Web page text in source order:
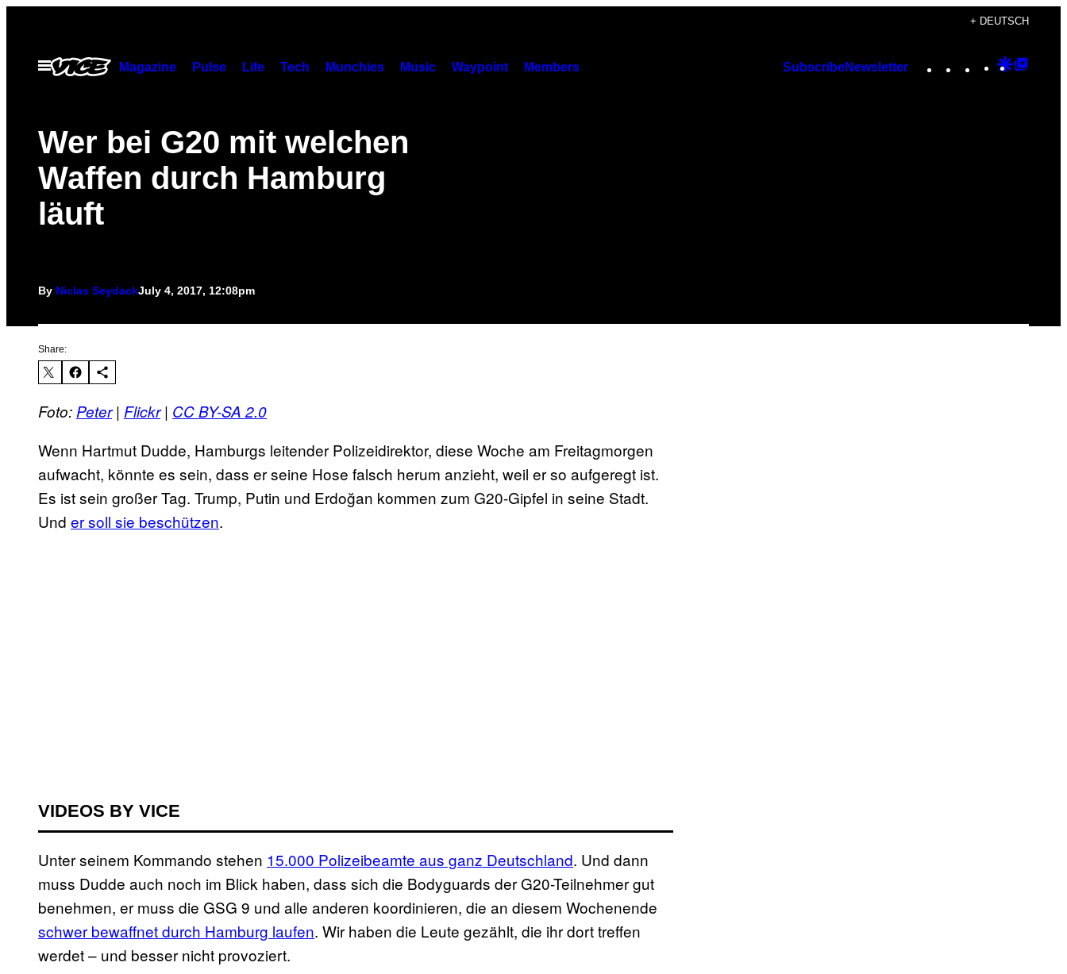
content
+ DEUTSCH
Open
Menu
Magazine Pulse Life Tech Munchies Music Waypoint Members SubscribeNewsletter Instagram
TikTok
YouTube
Google
Wer bei G20 mit welchen
Waffen durch Hamburg
läuft
By Niclas SeydackJuly 4, 2017, 12:08pm
Share:
Foto:Peter| Flickr| CC BY-SA 2.0
Wenn Hartmut Dudde, Hamburgs leitender Polizeidirektor, diese Woche am Freitagmorgen
aufwacht, könnte es sein, dass er seine Hose falsch herum anzieht, weil er so aufgeregt ist.
Es ist sein großer Tag. Trump, Putin und Erdoğan kommen zum G20-Gipfel in seine Stadt.
Und er soll sie beschützen.
VIDEOS BY VICE
Unter seinem Kommando stehen 15.000 Polizeibeamte aus ganz Deutschland. Und dann
muss Dudde auch noch im Blick haben, dass sich die Bodyguards der G20-Teilnehmer gut
benehmen, er muss die GSG 9 und alle anderen koordinieren, die an diesem Wochenende
schwer bewaffnet durch Hamburg laufen. Wir haben die Leute gezählt, die ihr dort treffen
werdet – und besser nicht provoziert.